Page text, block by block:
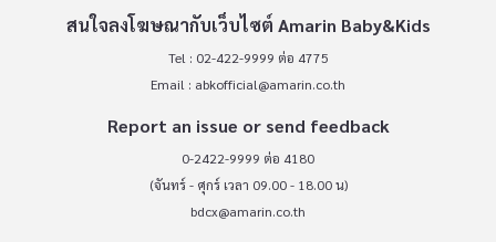
สนใจลงโฆษณากับเว็บไซต์ Amarin Baby&Kids
Tel : 02-422-9999 ต่อ 4775
Email : abkofficial@amarin.co.th
Report an issue or send feedback
0-2422-9999 ต่อ 4180
(จันทร์ - ศุกร์ เวลา 09.00 - 18.00 น)
bdcx@amarin.co.th